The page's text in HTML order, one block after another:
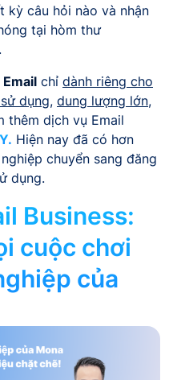
kỳ câu hỏi nào và nhận
tại hòm thư
chỉ dành riêng cho
dụng, dung lượng lớn,
thêm dịch vụ Email
Hiện nay đã có hơn
chuyển sang đăng
dụng.
Business:
cuộc chơi
của